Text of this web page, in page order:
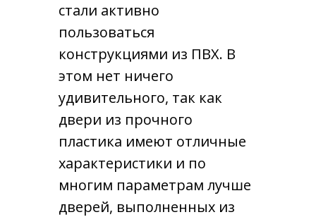
стали активно
пользоваться
конструкциями из ПВХ. В
этом нет ничего
удивительного, так как
двери из прочного
пластика имеют отличные
характеристики и по
многим параметрам лучше
дверей, выполненных из